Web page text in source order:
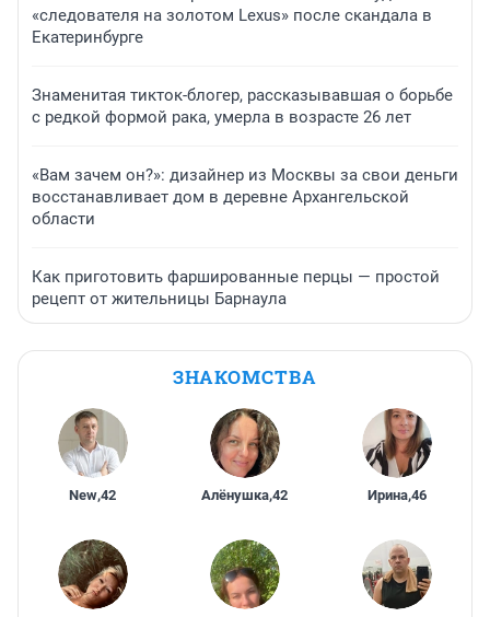
«следователя на золотом Lexus» после скандала в
Екатеринбурге
Знаменитая тикток-блогер, рассказывавшая о борьбе
с редкой формой рака, умерла в возрасте 26 лет
«Вам зачем он?»: дизайнер из Москвы за свои деньги
восстанавливает дом в деревне Архангельской
области
Как приготовить фаршированные перцы — простой
рецепт от жительницы Барнаула
ЗНАКОМСТВА
New,42 Алёнушка,42 Ирина,46